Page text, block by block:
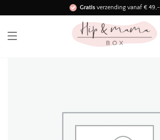
Gratisverzending vanaf € 49,-
Binnen 3 werkdagen in huis!